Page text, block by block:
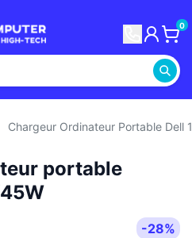
0
Chargeur Ordinateur Portable Dell
portable
-28%